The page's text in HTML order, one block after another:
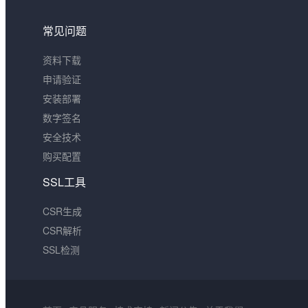
常见问题
资料下载
申请验证
安装部署
数字签名
安全技术
购买配置
SSL工具
CSR生成
CSR解析
SSL检测